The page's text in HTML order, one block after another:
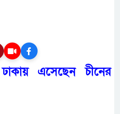
এসেছেন চীনের